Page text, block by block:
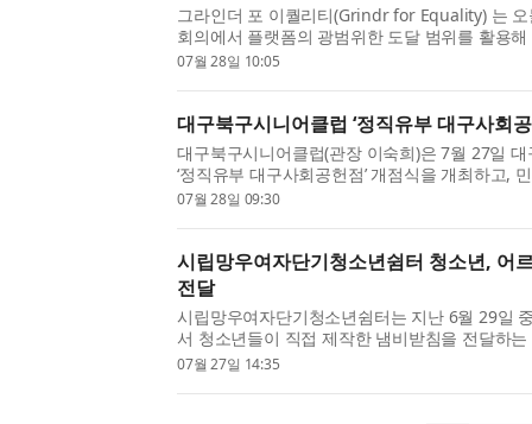
그라인더 포 이퀄리티(Grindr for Equality) 는
회의에서 플랫폼의 광범위한 도달 범위를 활용
종식하려는 전 세계적 노력을 진전시키고, 2028
07월 28일 10:05
대구북구시니어클럽 ‘정직유부 대구사회
대구북구시니어클럽(관장 이숙희)은 7월 27일
‘정직유부 대구사회공헌점’ 개점식을 개최하고,
한 기업 상생형 노인일자리 사업의 새로운 출발
07월 28일 09:30
시립망우여자단기청소년쉼터 청소년, 어
전달
시립망우여자단기청소년쉼터는 지난 6월 29일
서 청소년들이 직접 제작한 냄비받침을 전달하
을 진행했다고 밝혔다. 이번 활동은 쉼터 공예창
07월 27일 14:35